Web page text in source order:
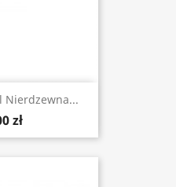
Nierdzewna...
zł